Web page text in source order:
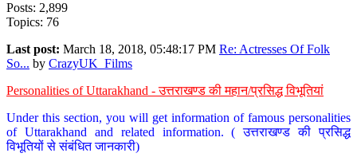
Posts: 2,899
Topics: 76
Last post: March 18, 2018, 05:48:17 PM Re: Actresses Of Folk
So... by CrazyUK_Films
Personalities of Uttarakhand - उत्तराखण्ड की महान/प्रसिद्ध विभूतियां
Under this section, you will get information of famous personalities
of Uttarakhand and related information. ( उत्तराखण्ड की प्रसिद्ध
विभूतियों से संबंधित जानकारी)